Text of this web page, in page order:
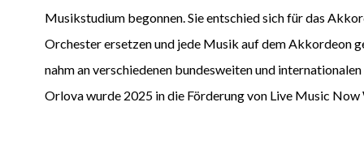
Musikstudium begonnen. Sie entschied sich für das
Orchester ersetzen und jede Musik auf dem Akkordeon
nahm an verschiedenen bundesweiten und
Orlova wurde 2025 in die Förderung von Live Music